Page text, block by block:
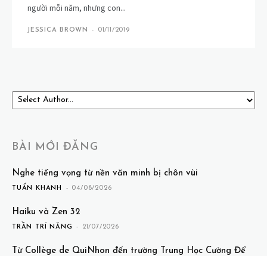
người mỗi năm, nhưng con...
JESSICA BROWN - 01/11/2019
BÀI MỚI ĐĂNG
Nghe tiếng vọng từ nền văn minh bị chôn vùi
TUẤN KHANH - 04/08/2026
Haiku và Zen 32
TRẦN TRÍ NĂNG - 21/07/2026
Từ Collège de QuiNhon đến trường Trung Học Cường Để